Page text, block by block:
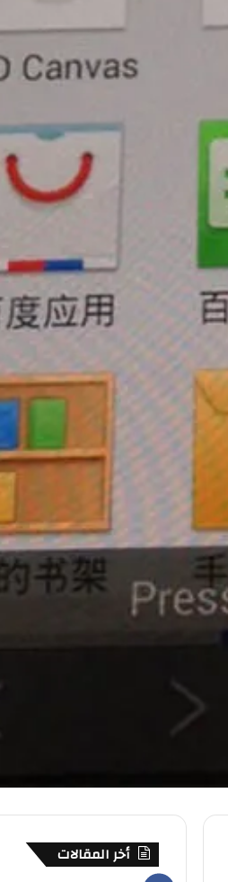
أخر المقالات